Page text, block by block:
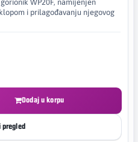
WP20F, namijenjen
i prilagođavanju njegovog
Dodaj u korpu
pregled